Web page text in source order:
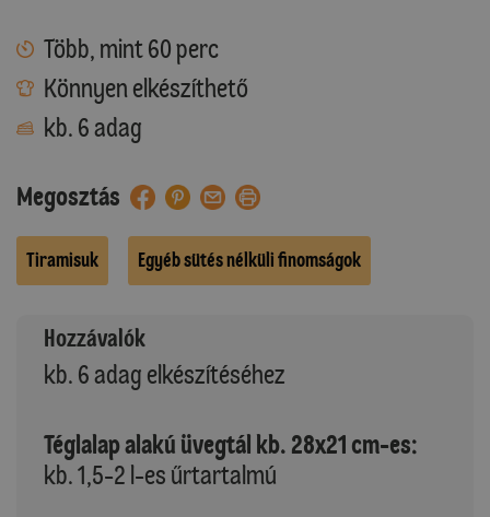
Több, mint 60 perc
Könnyen elkészíthető
kb. 6 adag
Megosztás
Tiramisuk Egyéb sütés nélküli finomságok
Hozzávalók
kb. 6 adag elkészítéséhez
Téglalap alakú üvegtál kb. 28x21 cm-es:
kb. 1,5-2 l-es űrtartalmú